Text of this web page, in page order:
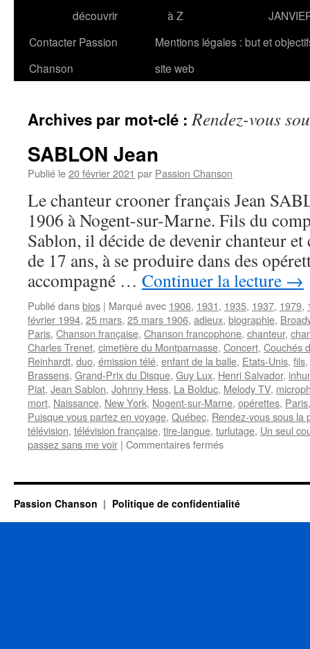
découvrir
à Z
Contacter Passion
Chanson
Mentions légales : but et
site web
Archives par mot-clé :Rendez-vous
SABLON Jean
Publié le20 février 2021 par Passion Chanson
Le chanteur crooner français Jean
1906 à Nogent-sur-Marne. Fils du
Sablon, il décide de devenir chanteur et
de 17 ans, à se produire dans des
accompagné … Continuer la lecture →
Publié dansbios | Marqué avec 1906, 1931, 1935, 1937, 1979,
février 1994, 25 mars, 25 mars 1906, adieux, biographie,
Paris, Chanson française, Chanson francophone, chanteur,
Charles Trenet, cimetière du Montparnasse, Concert, Couchés
Reinhardt, duo, émission télé, enfant de la balle, Etats-Unis, fils,
Brassens, Grand-Prix du Disque, Guy Lux, Henri Salvador,
Piat, Jean Sablon, Johnny Hess, La Bolduc, Melody TV,
mort, Naissance, New York, Nogent-sur-Marne, opérettes, Paris
Puisque vous partez en voyage, Québec, Rendez-vous sous la
télévision, télévision française, tire-langue, turlutage, Un seul
passez sans me voir | Commentaires ferméssur
Passion Chanson Politique de confidentialité